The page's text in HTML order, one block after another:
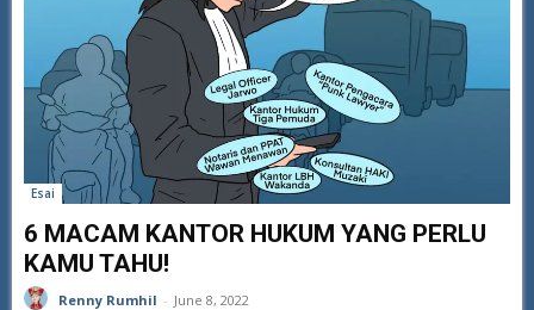
Esai
6 MACAM KANTOR HUKUM YANG PERLU
KAMU TAHU!
Renny Rumhil - June 8, 2022